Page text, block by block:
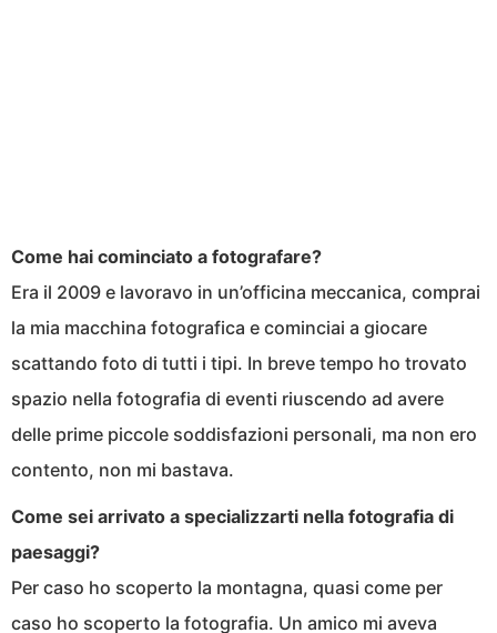
Come hai cominciato a fotografare?
Era il 2009 e lavoravo in un’officina meccanica, comprai
la mia macchina fotografica e cominciai a giocare
scattando foto di tutti i tipi. In breve tempo ho trovato
spazio nella fotografia di eventi riuscendo ad avere
delle prime piccole soddisfazioni personali, ma non ero
contento, non mi bastava.
Come sei arrivato a specializzarti nella fotografia di
paesaggi?
Per caso ho scoperto la montagna, quasi come per
caso ho scoperto la fotografia. Un amico mi aveva